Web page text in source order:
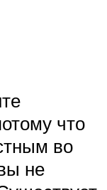
что
во
не